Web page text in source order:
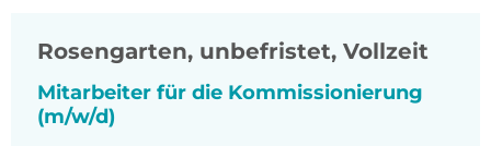
Rosengarten, unbefristet, Vollzeit
Mitarbeiter für die Kommissionierung
(m/w/d)